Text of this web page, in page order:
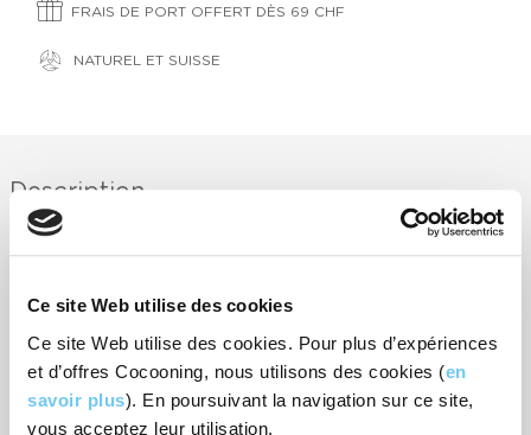
Ce site Web utilise des cookies
Ce site Web utilise des cookies. Pour plus d’expériences
et d’offres Cocooning, nous utilisons des cookies (en
savoir plus). En poursuivant la navigation sur ce site,
vous acceptez leur utilisation.
FRAIS DE PORT OFFERT DÈS 69 CHF
NATUREL ET SUISSE
Description
Caresse de Monoï – Format Voyage Emportez votre rituel
Caresse de Monoï partout avec vous grâce à ce trio estival en
trousse de toilette ou les déplacements, ce coffret réunit trois
avec douceur.
À l’intérieur, retrouvez le lait corporel Caresse de Monoï 50 ml,
le gommage Caresse de Monoï 100 ml et le baume à lèvres
senteur coco.